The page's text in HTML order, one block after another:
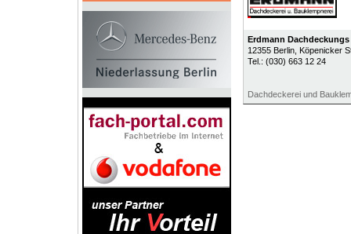
Erdmann Dachdeckungs
12355 Berlin, Köpenicker
Tel.: (030) 663 12 24
Dachdeckerei und